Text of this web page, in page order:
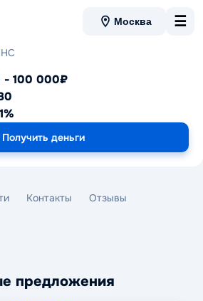
Москва ☰
- 100 000₽
Получить деньги
Контакты Отзывы
предложения